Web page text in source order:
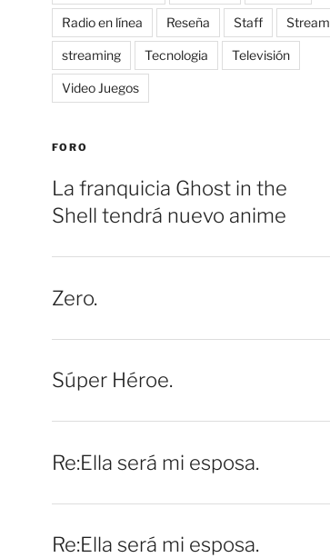
Radio en línea Reseña Staff Stream
streaming Tecnologia Televisión
Video Juegos
FORO
La franquicia Ghost in the
Shell tendrá nuevo anime
Zero.
Súper Héroe.
Re:Ella será mi esposa.
Re:Ella será mi esposa.